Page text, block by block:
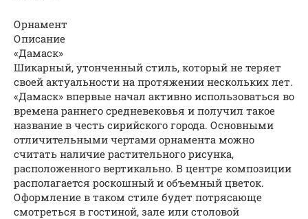
Орнамент
Описание
«Дамаск»
Шикарный, утонченный стиль, который не теряет
своей актуальности на протяжении нескольких лет.
«Дамаск» впервые начал активно использоваться во
времена раннего средневековья и получил такое
название в честь сирийского города. Основными
отличительными чертами орнамента можно
считать наличие растительного рисунка,
расположенного вертикально. В центре композиции
располагается роскошный и объемный цветок.
Оформление в таком стиле будет потрясающе
смотреться в гостиной, зале или столовой